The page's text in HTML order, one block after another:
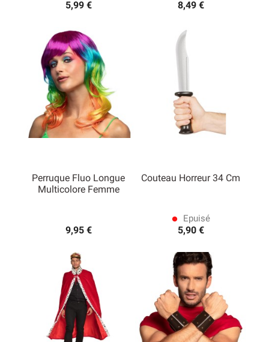
5,99 € 8,49 €
Perruque Fluo Longue
Multicolore Femme
9,95 €
Couteau Horreur 34 Cm
lens Epuisé
5,90 €